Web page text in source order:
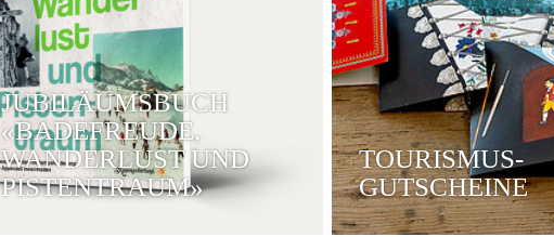
JUBILÄUMSBUCH
«BADEFREUDE,
WANDERLUST UND
PISTENTRAUM»
TOURISMUS-
GUTSCHEINE